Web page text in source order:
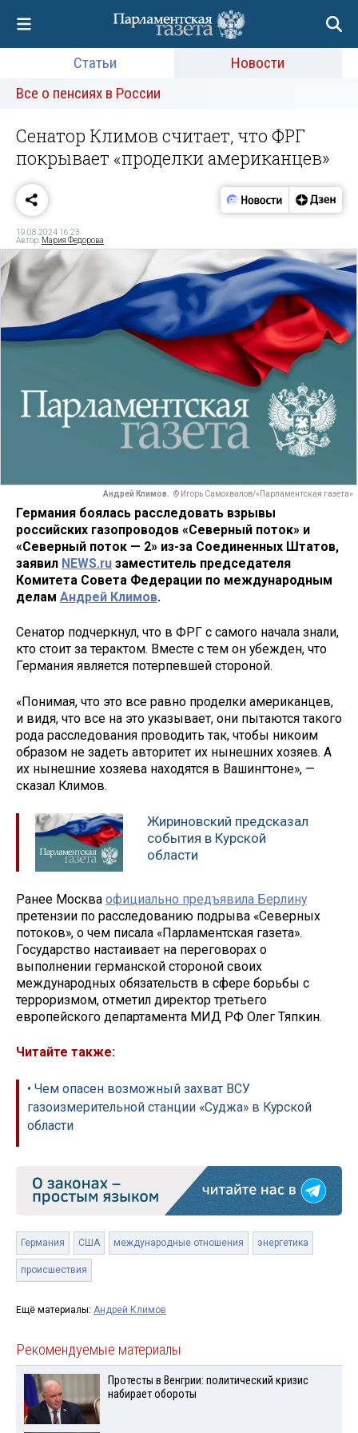
Статьи
Новости
Все о пенсиях в России
Сенатор Климов считает, что ФРГ
покрывает «проделки американцев»
19.08.2024 16:23
Автор: Мария Федорова
Андрей Климов. © Игорь Самохвалов/«Парламентская газета»
Германия боялась расследовать взрывы
российских газопроводов «Северный поток» и
«Северный поток — 2» из-за Соединенных Штатов,
заявил NEWS.ru заместитель председателя
Комитета Совета Федерации по международным
делам Андрей Климов.
Сенатор подчеркнул, что в ФРГ с самого начала знали,
кто стоит за терактом. Вместе с тем он убежден, что
Германия является потерпевшей стороной.
«Понимая, что это все равно проделки американцев,
и видя, что все на это указывает, они пытаются такого
рода расследования проводить так, чтобы никоим
образом не задеть авторитет их нынешних хозяев. А
их нынешние хозяева находятся в Вашингтоне», —
сказал Климов.
Жириновский предсказал
события в Курской
области
Ранее Москва официально предъявила Берлину
претензии по расследованию подрыва «Северных
потоков», о чем писала «Парламентская газета».
Государство настаивает на переговорах о
выполнении германской стороной своих
международных обязательств в сфере борьбы с
терроризмом, отметил директор третьего
европейского департамента МИД РФ Олег Тяпкин.
Читайте также:
• Чем опасен возможный захват ВСУ
газоизмерительной станции «Суджа» в Курской
области
Германия США международные отношения энергетика
происшествия
Ещё материалы: Андрей Климов
Рекомендуемые материалы
Протесты в Венгрии: политический кризис
набирает обороты